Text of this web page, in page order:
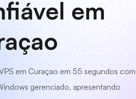
em
em Curaçao em 55 segundos com
gerenciado, apresentando